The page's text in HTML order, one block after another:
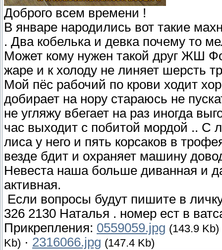
Доброго всем времени !
В январе народились вот такие
. Два кобелька и девка почему то
Может кому нужен такой друг ЖШ
жаре и к холоду не линяет шерсть
Мой пёс рабочий по крови ходит
добирает на нору стараюсь не
не угляжу вбегает на раз иногда
час выходит с побитой мордой .. С
лиса у него и пять корсаков в
везде бдит и охраняет машину
Невеста наша больше диванная и
активная.
Если вопросы будут пишите в
326 2130 Наталья . номер ест в
Прикрепления: 0559059.jpg (143.9 Kb)
Kb) · 2316066.jpg (147.4 Kb)